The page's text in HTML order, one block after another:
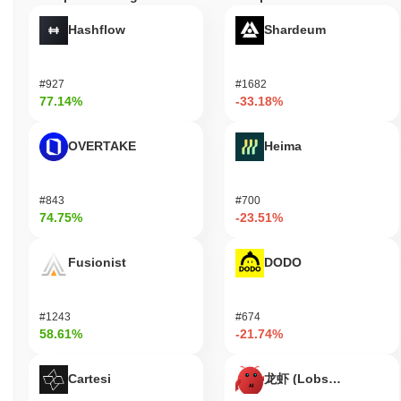
garantisce anche una robusta sicurezza della rete, poiché i
validatori sono incentivati a comportarsi onestamente per
Ha TG20 TGram affrontato controversie o rischi?
preoccupazioni per l'estrema volatilità e potenziali incidenti di
sicurezza che potrebbero compromettere i fondi degli investitori.
governance del progetto, sollevando timori di possibili rug pull.
Inoltre, sono emerse questioni legali relative alla conformità
Dove posso acquistare TG20 TGram (TGRAM)?
TG20 TGram (TGRAM) è ampiamente disponibile sugli exchange
di criptovalute centralized. La piattaforma più attiva è DeDust,
Hashflow
#927
77.14%
OVERTAKE
#843
74.75%
Fusionist
#1243
58.61%
Cartesi
Shardeum
#1682
-33.18%
Heima
#700
-23.51%
DODO
#674
-21.74%
龙虾 (Lobster)